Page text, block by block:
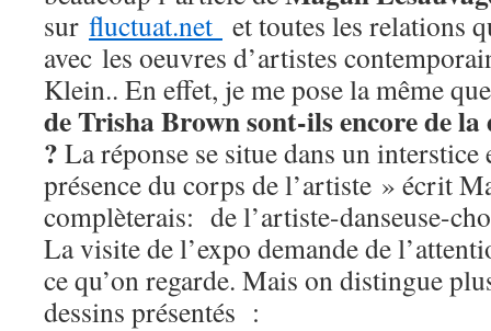
sur fluctuat.net et toutes les relations
avec les oeuvres d’artistes
Klein.. En effet, je me pose la même
de Trisha Brown sont-ils encore de la
? La réponse se situe dans un interstice
présence du corps de l’artiste » écrit
complèterais: de l’artiste-danseuse-
La visite de l’expo demande de
ce qu’on regarde. Mais on distingue
dessins présentés :